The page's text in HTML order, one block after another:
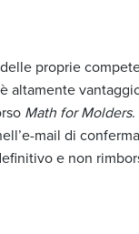
proprie
altamente
Math for Molders.
mail di
e non